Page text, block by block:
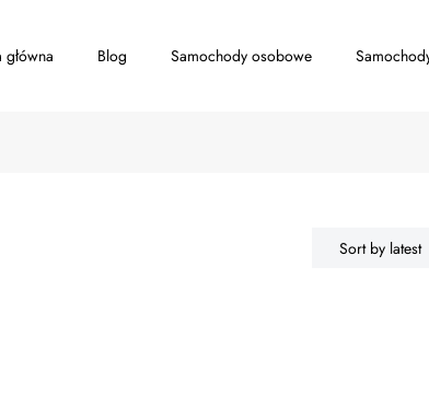
główna Blog Samochody osobowe